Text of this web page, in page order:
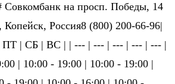
Совкомбанк на просп. Победы, 14
Россия8 (800) 200-66-96|
| СБ | ВС | | --- | --- | --- | --- | --- |
| 10:00 - 19:00 | 10:00 - 19:00 |